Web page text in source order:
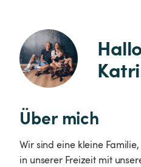
Über mich
Wir sind eine kleine
in unserer Freizeit mit